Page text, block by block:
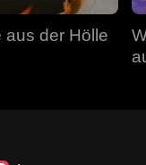
aus der Hölle